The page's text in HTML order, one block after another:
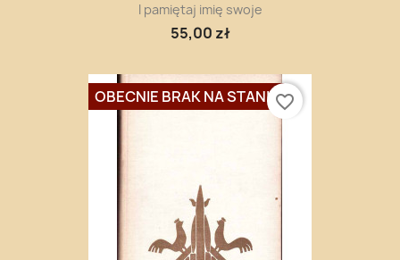
I pamiętaj imię swoje
55,00 zł
OBECNIE BRAK NA STANIEfavorite_border